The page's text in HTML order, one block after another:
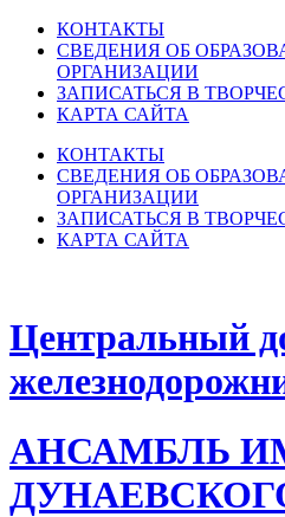
КОНТАКТЫ
СВЕДЕНИЯ ОБ
ОРГАНИЗАЦИИ
ЗАПИСАТЬСЯ В
КАРТА САЙТА
КОНТАКТЫ
СВЕДЕНИЯ ОБ
ОРГАНИЗАЦИИ
ЗАПИСАТЬСЯ В
КАРТА САЙТА
Центральный
АНСАМБЛЬ